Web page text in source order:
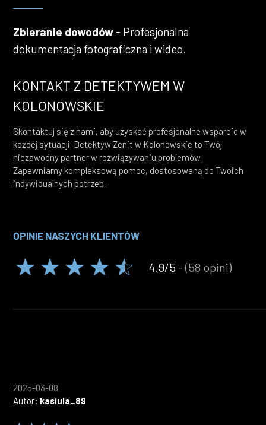
Zbieranie dowodów - Profesjonalna
dokumentacja fotograficzna i wideo.
KONTAKT Z DETEKTYWEM W
KOLONOWSKIE
Skontaktuj się z nami, aby uzyskać profesjonalne wsparcie w
każdej sytuacji. Detektyw Zenit w Kolonowskie to Twój
niezawodny partner w rozwiązywaniu problemów.
Zapewniamy kompleksową pomoc, dostosowaną do Twoich
indywidualnych potrzeb.
OPINIE NASZYCH KLIENTÓW
4.9/5 -(58 opini)
2025-03-08
Autor: kasiula_89